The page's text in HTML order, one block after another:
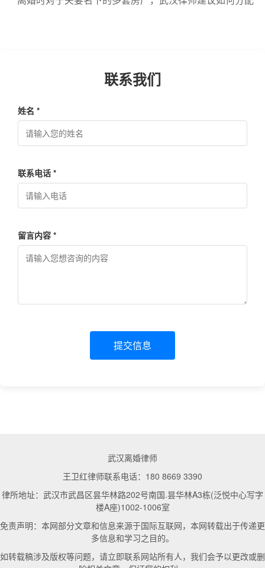
联系我们
姓名 *
联系电话 *
留言内容 *
提交信息
武汉离婚律师
王卫红律师联系电话：180 8669 3390
律所地址：武汉市武昌区昙华林路202号南国.昙华林A3栋(泛悦中心写字
楼A座)1002-1006室
免责声明：本网部分文章和信息来源于国际互联网，本网转载出于传递更
多信息和学习之目的。
如转载稿涉及版权等问题，请立即联系网站所有人，我们会予以更改或删